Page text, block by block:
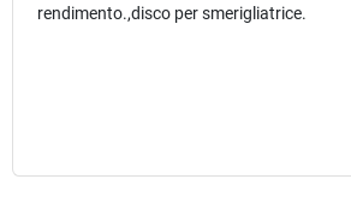
rendimento.,disco per smerigliatrice.